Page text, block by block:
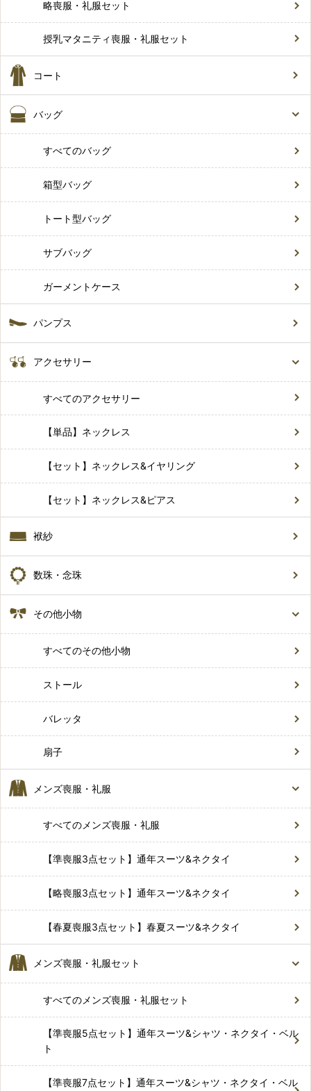
略喪服・礼服セット
授乳マタニティ喪服・礼服セット
コート
バッグ
すべてのバッグ
箱型バッグ
トート型バッグ
サブバッグ
ガーメントケース
パンプス
アクセサリー
すべてのアクセサリー
【単品】ネックレス
【セット】ネックレス&イヤリング
【セット】ネックレス&ピアス
袱紗
数珠・念珠
その他小物
すべてのその他小物
ストール
バレッタ
扇子
メンズ喪服・礼服
すべてのメンズ喪服・礼服
【準喪服3点セット】通年スーツ&ネクタイ
【略喪服3点セット】通年スーツ&ネクタイ
【春夏喪服3点セット】春夏スーツ&ネクタイ
メンズ喪服・礼服セット
すべてのメンズ喪服・礼服セット
【準喪服5点セット】通年スーツ&シャツ・ネクタイ・ベル
ト
【準喪服7点セット】通年スーツ&シャツ・ネクタイ・ベル